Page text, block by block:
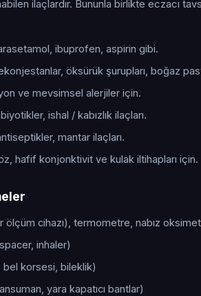
ilaçlardır. Bununla birlikte eczacı
ibuprofen, aspirin gibi.
öksürük şurupları, boğaz
ve mevsimsel alerjiler için.
ishal / kabızlık ilaçları.
mantar ilaçları.
hafif konjonktivit ve kulak iltihapları için.
cihazı), termometre, nabız
inhaler)
korsesi, bileklik)
yara kapatıcı bantlar)